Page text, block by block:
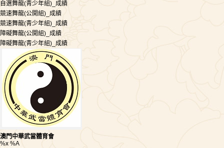
自選舞龍(青少年組)_成績
競速舞龍(公開組)_成績
競速舞龍(青少年組)_成績
障礙舞龍(公開組)_成績
障礙舞龍(青少年組)_成績
澳門中華武當體育會
%x %A